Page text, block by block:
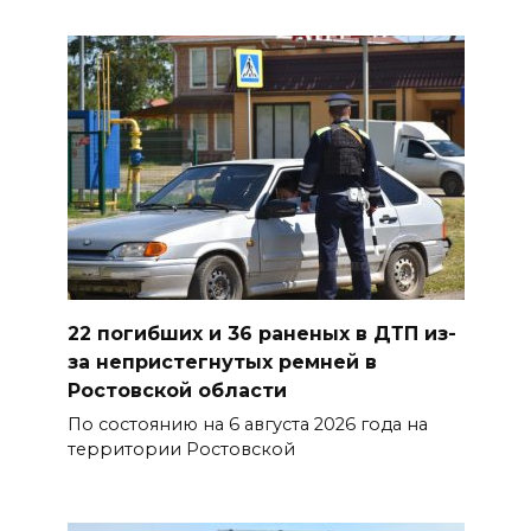
Утром над акваторией
Азовского моря сбили
вражеские БПЛА
08 августа 2026 09:29
Аномальная жара до +40 °C
накроет Ростов-на-Дону 8
августа
Ночью дежурными силами
уничтожены 397 украинских
беспилотников
22 погибших и 36 раненых в ДТП из-
за непристегнутых ремней в
Ростовской области
По состоянию на 6 августа 2026 года на
территории Ростовской